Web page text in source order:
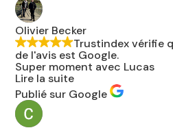
Olivier Becker
Trustindex vérifie
de l'avis est Google.
Super moment avec Lucas
Lire la suite
Publié sur Google